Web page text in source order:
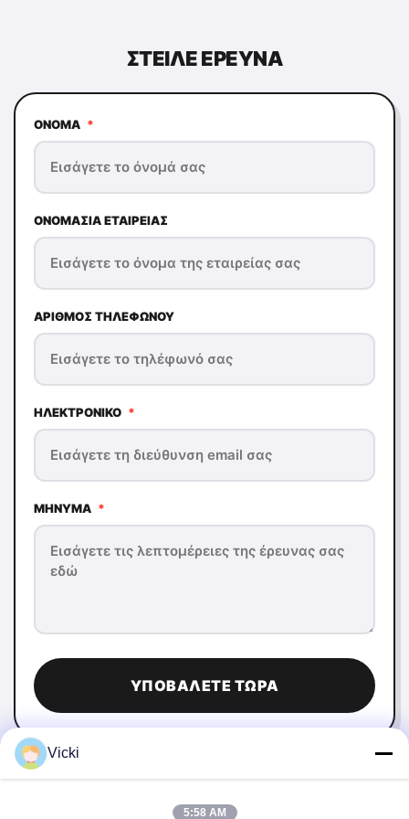
ΣΤΕΊΛΕ ΕΡΕΥΝΆ
ΌΝΟΜΑ *
ΟΝΟΜΑΣΊΑ ΕΤΑΙΡΕΊΑΣ
ΑΡΙΘΜΌΣ ΤΗΛΕΦΏΝΟΥ
ΗΛΕΚΤΡΟΝΙΚΌ *
ΜΉΝΥΜΑ *
ΥΠΟΒΆΛΕΤΕ ΤΏΡΑ
Vicki
5:58 AM